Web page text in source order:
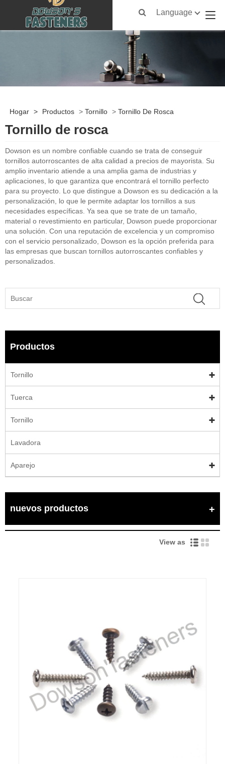
Language
Hogar > Productos > Tornillo > Tornillo De Rosca
Tornillo de rosca
Dowson es un nombre confiable cuando se trata de conseguir
tornillos autorroscantes de alta calidad a precios de mayorista. Su
amplio inventario atiende a una amplia gama de industrias y
aplicaciones, lo que garantiza que encontrará el tornillo perfecto
para su proyecto. Lo que distingue a Dowson es su dedicación a la
personalización, lo que le permite adaptar los tornillos a sus
necesidades específicas. Ya sea que se trate de un tamaño,
material o revestimiento en particular, Dowson puede proporcionar
una solución. Con una reputación de excelencia y un compromiso
con el servicio personalizado, Dowson es la opción preferida para
las empresas que buscan tornillos autorroscantes confiables y
personalizados.
Productos
Tornillo
Tuerca
Tornillo
Lavadora
Aparejo
nuevos productos
View as